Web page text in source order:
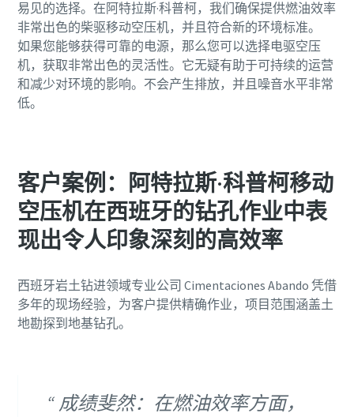
易见的选择。在阿特拉斯·科普柯，我们确保提供燃油效率
非常出色的柴驱移动空压机，并且符合新的环境标准。
如果您能够获得可靠的电源，那么您可以选择电驱空压
机，获取非常出色的灵活性。它无疑有助于可持续的运营
和减少对环境的影响。不会产生排放，并且噪音水平非常
低。
客户案例：阿特拉斯·科普柯移动
空压机在西班牙的钻孔作业中表
现出令人印象深刻的高效率
西班牙岩土钻进领域专业公司 Cimentaciones Abando 凭借
多年的现场经验，为客户提供精确作业，项目范围涵盖土
地勘探到地基钻孔。
成绩斐然：在燃油效率方面，